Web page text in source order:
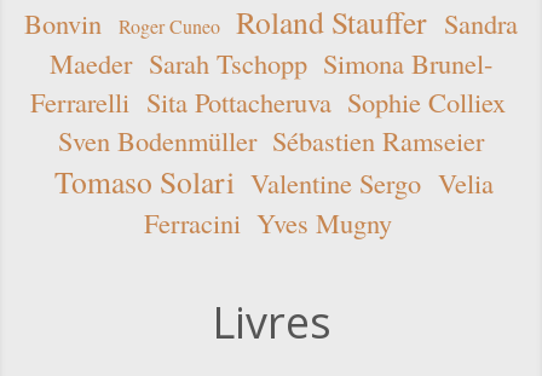
Bonvin
Roger Cuneo Roland Stauffer Sandra
Maeder Sarah Tschopp Simona Brunel-
Ferrarelli Sita Pottacheruva Sophie Colliex
Sven Bodenmüller Sébastien Ramseier
Tomaso Solari Valentine Sergo Velia
Ferracini Yves Mugny
Livres